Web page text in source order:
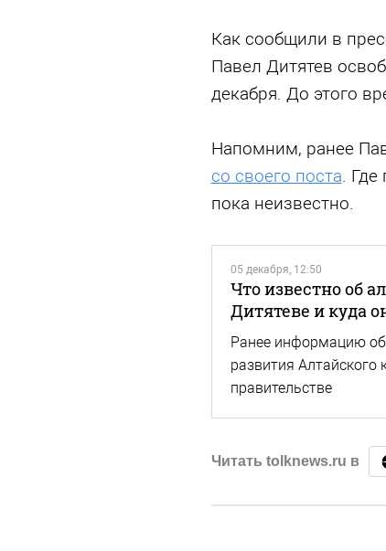
Как сообщили в
Павел Дитятев
декабря. До этого
Напомним, ранее
со своего поста. Где
пока неизвестно.
05 декабря, 12:50
Что известно об
Дитятеве и куда
Ранее информацию
развития Алтайского
правительстве
Читать tolknews.ru в